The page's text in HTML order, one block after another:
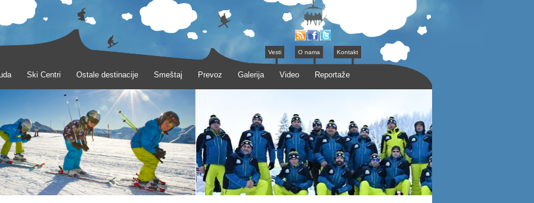
Vesti O nama Kontakt
Ski Centri Ostale destinacije Smeštaj Prevoz Galerija Video Reportaže